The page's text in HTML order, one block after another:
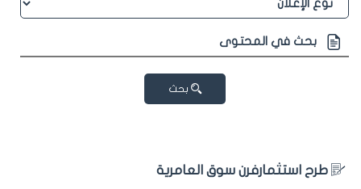
بحث
طرح استثمارفرن سوق العامرية